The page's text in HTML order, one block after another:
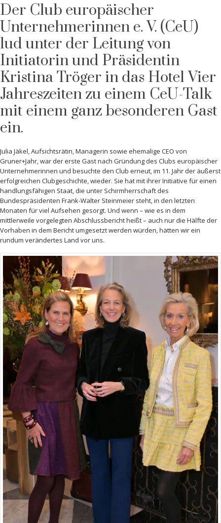
Der Club europäischer
Unternehmerinnen e. V. (CeU)
lud unter der Leitung von
Initiatorin und Präsidentin
Kristina Tröger in das Hotel Vier
Jahreszeiten zu einem CeU-Talk
mit einem ganz besonderen Gast
ein.
Julia Jäkel, Aufsichtsrätin, Managerin sowie ehemalige CEO von
Gruner+Jahr, war der erste Gast nach Gründung des Clubs europäischer
Unternehmerinnen und besuchte den Club erneut, im 11. Jahr der äußerst
erfolgreichen Clubgeschichte, wieder. Sie hat mit ihrer Initiative für einen
handlungsfähigen Staat, die unter Schirmherrschaft des
Bundespräsidenten Frank-Walter Steinmeier steht, in den letzten
Monaten für viel Aufsehen gesorgt. Und wenn – wie es in dem
mittlerweile vorgelegten Abschlussbericht heißt – auch nur die Hälfte der
Vorhaben in dem Bericht umgesetzt werden würden, hätten wir ein
rundum verändertes Land vor uns.